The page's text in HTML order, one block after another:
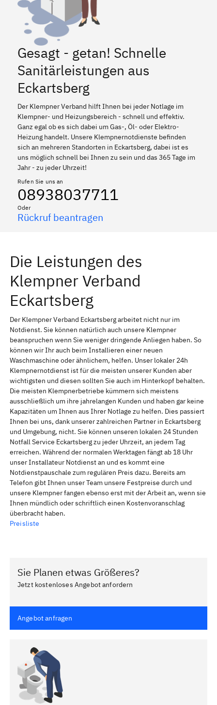
Gesagt - getan! Schnelle
Sanitärleistungen aus
Eckartsberg
Der Klempner Verband hilft Ihnen bei jeder Notlage im
Klempner- und Heizungsbereich - schnell und effektiv.
Ganz egal ob es sich dabei um Gas-, Öl- oder Elektro-
Heizung handelt. Unsere Klempnernotdienste befinden
sich an mehreren Standorten in Eckartsberg, dabei ist es
uns möglich schnell bei Ihnen zu sein und das 365 Tage im
Jahr - zu jeder Uhrzeit!
Rufen Sie uns an
08938037711
Oder
Rückruf beantragen
Die Leistungen des
Klempner Verband
Eckartsberg
Der Klempner Verband Eckartsberg arbeitet nicht nur im
Notdienst. Sie können natürlich auch unsere Klempner
beanspruchen wenn Sie weniger dringende Anliegen haben. So
können wir Ihr auch beim Installieren einer neuen
Waschmaschine oder ähnlichem, helfen. Unser lokaler 24h
Klempnernotdienst ist für die meisten unserer Kunden aber
wichtigsten und diesen sollten Sie auch im Hinterkopf behalten.
Die meisten Klempnerbetriebe kümmern sich meistens
ausschließlich um ihre jahrelangen Kunden und haben gar keine
Kapazitäten um Ihnen aus Ihrer Notlage zu helfen. Dies passiert
Ihnen bei uns, dank unserer zahlreichen Partner in Eckartsberg
und Umgebung, nicht. Sie können unseren lokalen 24 Stunden
Notfall Service Eckartsberg zu jeder Uhrzeit, an jedem Tag
erreichen. Während der normalen Werktagen fängt ab 18 Uhr
unser Installateur Notdienst an und es kommt eine
Notdienstpauschale zum regulären Preis dazu. Bereits am
Telefon gibt Ihnen unser Team unsere Festpreise durch und
unsere Klempner fangen ebenso erst mit der Arbeit an, wenn sie
Ihnen mündlich oder schriftlich einen Kostenvoranschlag
überbracht haben.
Preisliste
Sie Planen etwas Größeres?
Jetzt kostenloses Angebot anfordern
Angebot anfragen